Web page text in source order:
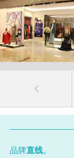
品牌直线。